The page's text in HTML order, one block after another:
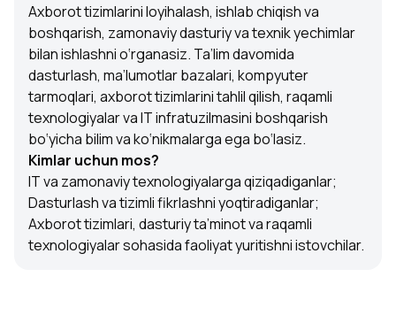
Axborot tizimlarini loyihalash, ishlab chiqish va
boshqarish, zamonaviy dasturiy va texnik yechimlar
bilan ishlashni o‘rganasiz. Ta’lim davomida
dasturlash, ma’lumotlar bazalari, kompyuter
tarmoqlari, axborot tizimlarini tahlil qilish, raqamli
texnologiyalar va IT infratuzilmasini boshqarish
bo‘yicha bilim va ko‘nikmalarga ega bo‘lasiz.
Kimlar uchun mos?
IT va zamonaviy texnologiyalarga qiziqadiganlar;
Dasturlash va tizimli fikrlashni yoqtiradiganlar;
Axborot tizimlari, dasturiy ta’minot va raqamli
texnologiyalar sohasida faoliyat yuritishni istovchilar.